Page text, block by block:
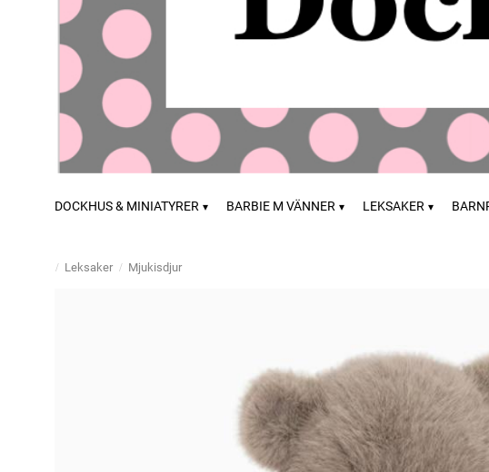
DOCKHUS & MINIATYRER BARBIE M VÄNNER LEKSAKER
Leksaker Mjukisdjur